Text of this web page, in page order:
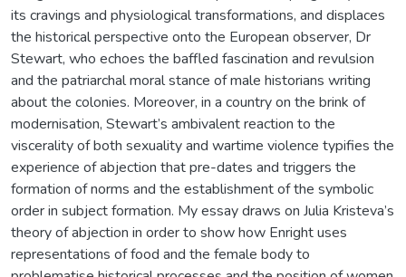
its cravings and physiological transformations, and displaces
the historical perspective onto the European observer, Dr
Stewart, who echoes the baffled fascination and revulsion
and the patriarchal moral stance of male historians writing
about the colonies. Moreover, in a country on the brink of
modernisation, Stewart’s ambivalent reaction to the
viscerality of both sexuality and wartime violence typifies the
experience of abjection that pre-dates and triggers the
formation of norms and the establishment of the symbolic
order in subject formation. My essay draws on Julia Kristeva’s
theory of abjection in order to show how Enright uses
representations of food and the female body to